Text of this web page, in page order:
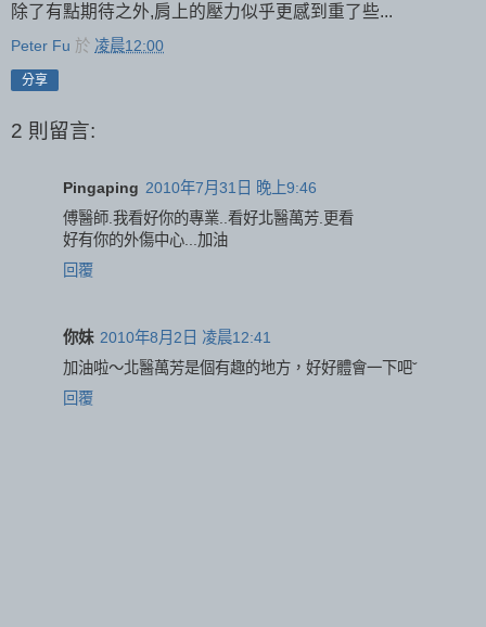
除了有點期待之外,肩上的壓力似乎更感到重了些...
Peter Fu 於 凌晨12:00
分享
2 則留言:
Pingaping 2010年7月31日 晚上9:46
傅醫師.我看好你的專業..看好北醫萬芳.更看
好有你的外傷中心...加油
回覆
你妹 2010年8月2日 凌晨12:41
加油啦～北醫萬芳是個有趣的地方，好好體會一下吧ˇ
回覆